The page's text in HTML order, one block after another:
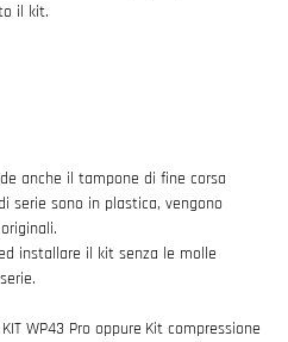
il kit.
anche il tampone di fine corsa
serie sono in plastica, vengono
installare il kit senza le molle
KIT WP43 Pro oppure Kit compressione